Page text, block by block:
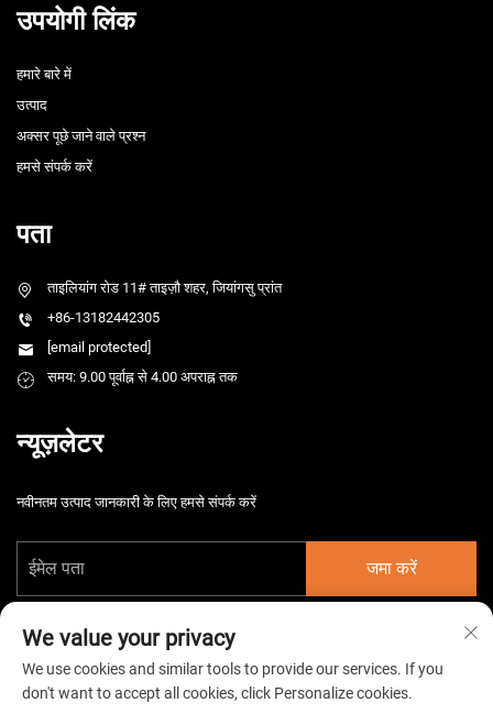
उपयोगी लिंक
हमारे बारे में
उत्पाद
अक्सर पूछे जाने वाले प्रश्न
हमसे संपर्क करें
पता
ताइलियांग रोड 11# ताइज़ौ शहर, जियांगसु प्रांत
+86-13182442305
[email protected]
समय: 9.00 पूर्वाह्न से 4.00 अपराह्न तक
न्यूज़लेटर
नवीनतम उत्पाद जानकारी के लिए हमसे संपर्क करें
जमा करें
We value your privacy
We use cookies and similar tools to provide our services. If you
don't want to accept all cookies, click Personalize cookies.